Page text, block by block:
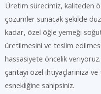
Üretim sürecimiz, kaliteden
çözümler sunacak şekilde
kadar, özel öğle yemeği
üretilmesini ve teslim
hassasiyete öncelik
çantayı özel ihtiyaçlarınıza
esnekliğine sahipsiniz.